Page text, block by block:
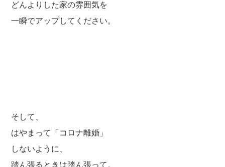
どんよりした家の雰囲気を
一瞬でアップしてください。
そして、
はやまって「コロナ離婚」
しないように、
踏ん張るときは踏ん張って。